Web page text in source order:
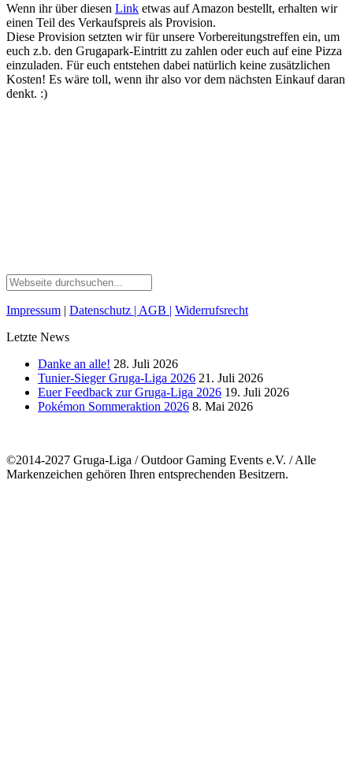
Wenn ihr über diesen Link etwas auf Amazon bestellt, erhalten wir
einen Teil des Verkaufspreis als Provision.
Diese Provision setzten wir für unsere Vorbereitungstreffen ein, um
euch z.b. den Grugapark-Eintritt zu zahlen oder euch auf eine Pizza
einzuladen. Für euch entstehen dabei natürlich keine zusätzlichen
Kosten! Es wäre toll, wenn ihr also vor dem nächsten Einkauf daran
denkt. :)
Impressum | Datenschutz | AGB | Widerrufsrecht
Letzte News
Danke an alle! 28. Juli 2026
Tunier-Sieger Gruga-Liga 2026 21. Juli 2026
Euer Feedback zur Gruga-Liga 2026 19. Juli 2026
Pokémon Sommeraktion 2026 8. Mai 2026
©2014-2027 Gruga-Liga / Outdoor Gaming Events e.V. / Alle
Markenzeichen gehören Ihren entsprechenden Besitzern.